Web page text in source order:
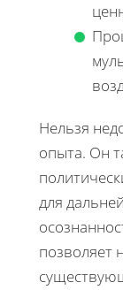
Нельзя
опыта. Он
для
позволяет